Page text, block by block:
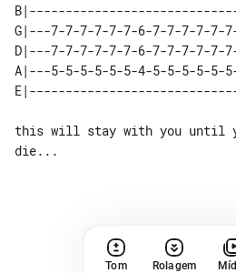
G|---7-7-7-7-7-7-6-7-7-7-7-7-
D|---7-7-7-7-7-7-6-7-7-7-7-7-
A|---5-5-5-5-5-5-4-5-5-5-5-5-
this will stay with you until
die...
Tom Rolagem